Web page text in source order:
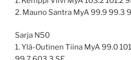
2. Mauno Santra MyA 99.9 99.3
Sarja N50
1. Ylä-Outinen Tiina MyA 99.0